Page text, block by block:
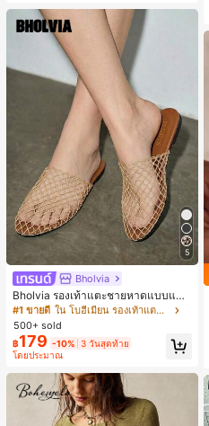
5
Bholvia
Bholvia รองเท้าแตะชายหาดแบบแบน
สบาย ๆ ลายฉลุมาใหม่สำหรับผู้หญิง
#1 ขายดี
ใน โบฮีเมียน รองเท้าแตะผู้หญิง
500+ sold
฿179 -10% 3 วันสุดท้าย
โดยประมาณ